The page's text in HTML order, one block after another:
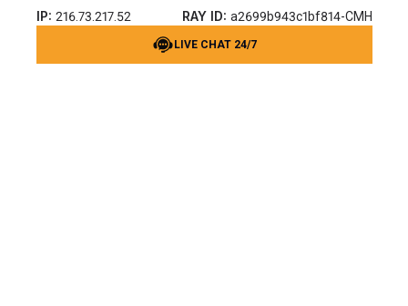
IP: 216.73.217.52 RAY ID: a2699b943c1bf814-CMH
LIVE CHAT 24/7